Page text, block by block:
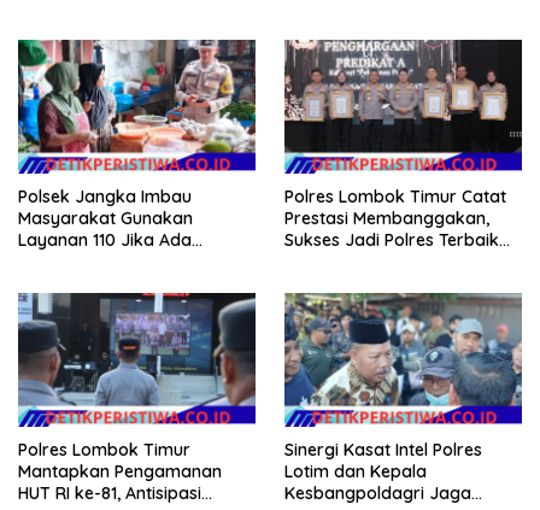
Polsek Jangka Imbau
Masyarakat Gunakan
Layanan 110 Jika Ada
Polres Lombok Timur Catat
Prestasi Membanggakan,
Sukses Jadi Polres Terbaik
Polres Lombok Timur
Mantapkan Pengamanan
HUT RI ke-81, Antisipasi
Sinergi Kasat Intel Polres
Lotim dan Kepala
Kesbangpoldagri Jaga